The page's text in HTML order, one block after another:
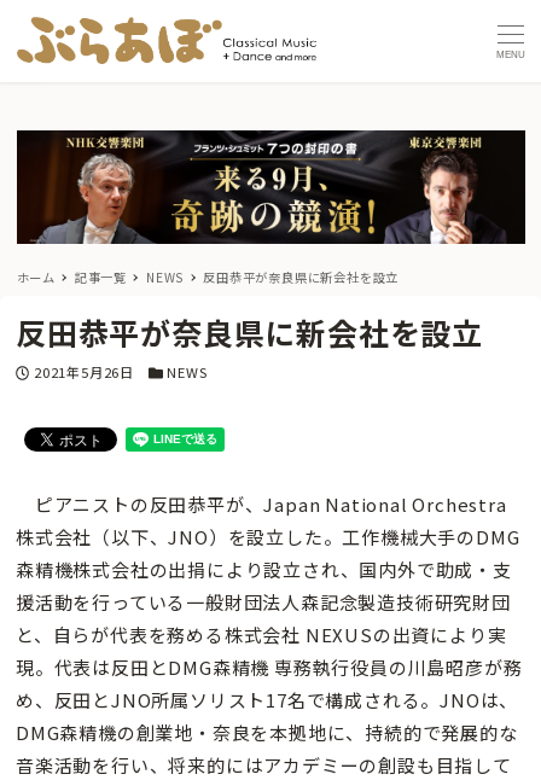
MENU
ホーム 記事一覧 NEWS 反田恭平が奈良県に新会社を設立
反田恭平が奈良県に新会社を設立
投稿日
2021年5月26日 カテゴリー
NEWS
ピアニストの反田恭平が、Japan National Orchestra
株式会社（以下、JNO）を設立した。工作機械大手のDMG
森精機株式会社の出捐により設立され、国内外で助成・支
援活動を行っている一般財団法人森記念製造技術研究財団
と、自らが代表を務める株式会社 NEXUSの出資により実
現。代表は反田とDMG森精機 専務執行役員の川島昭彦が務
め、反田とJNO所属ソリスト17名で構成される。JNOは、
DMG森精機の創業地・奈良を本拠地に、持続的で発展的な
音楽活動を行い、将来的にはアカデミーの創設も目指して